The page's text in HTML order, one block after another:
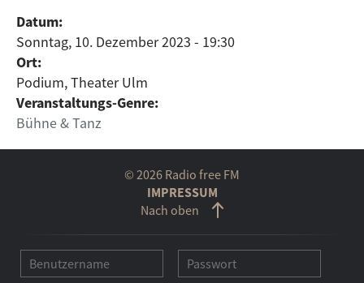
Datum:
Sonntag, 10. Dezember 2023 - 19:30
Ort:
Podium, Theater Ulm
Veranstaltungs-Genre:
Bühne & Tanz
© 2026 Radio free FM
IMPRESSUM
Nach oben